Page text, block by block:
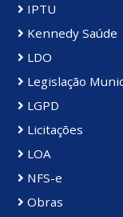
IPTU
Kennedy Saúde
LDO
Legislação
LGPD
Licitações
LOA
NFS-e
Obras